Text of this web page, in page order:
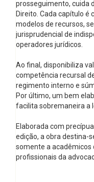
prosseguimento, cuida
Direito. Cada capítulo
modelos de recursos,
jurisprudencial de
operadores jurídicos.
Ao final, disponibiliza
competência recursal
regimento interno e
Por último, um bem
facilita sobremaneira a
Elaborada com
edição, a obra destina-
somente a acadêmicos
profissionais da